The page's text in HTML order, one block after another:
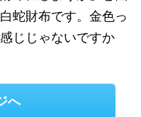
蛇財布です。金色っ
じじゃないですか
へ